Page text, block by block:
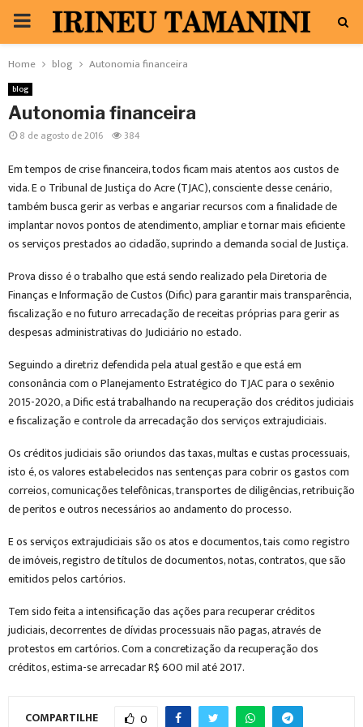
PRIMARY
MENU
Home blog Autonomia financeira
blog
Autonomia financeira
8 de agosto de 2016 384
Em tempos de crise financeira, todos ficam mais atentos aos custos de
vida. E o Tribunal de Justiça do Acre (TJAC), consciente desse cenário,
também busca gerir as verbas e angariar recursos com a finalidade de
implantar novos pontos de atendimento, ampliar e tornar mais eficiente
os serviços prestados ao cidadão, suprindo a demanda social de Justiça.
Prova disso é o trabalho que está sendo realizado pela Diretoria de
Finanças e Informação de Custos (Dific) para garantir mais transparência,
fiscalização e no futuro arrecadação de receitas próprias para gerir as
despesas administrativas do Judiciário no estado.
Seguindo a diretriz defendida pela atual gestão e que está em
consonância com o Planejamento Estratégico do TJAC para o sexênio
2015-2020, a Dific está trabalhando na recuperação dos créditos judiciais
e fiscalização e controle da arrecadação dos serviços extrajudiciais.
Os créditos judiciais são oriundos das taxas, multas e custas processuais,
isto é, os valores estabelecidos nas sentenças para cobrir os gastos com
correios, comunicações telefônicas, transportes de diligências, retribuição
de peritos e outros necessários ao andamento do processo.
E os serviços extrajudiciais são os atos e documentos, tais como registro
de imóveis, registro de títulos de documentos, notas, contratos, que são
emitidos pelos cartórios.
Tem sido feita a intensificação das ações para recuperar créditos
judiciais, decorrentes de dívidas processuais não pagas, através de
protestos em cartórios. Com a concretização da recuperação dos
créditos, estima-se arrecadar R$ 600 mil até 2017.
COMPARTILHE 0